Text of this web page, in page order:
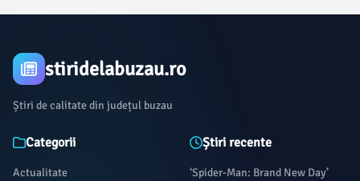
stiridelabuzau.ro
Știri de calitate din județul buzau
Categorii
Actualitate
Știri recente
‘Spider-Man: Brand New Day’